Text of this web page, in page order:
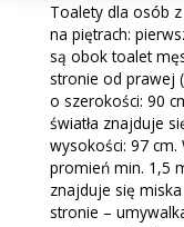
Toalety dla osób
na piętrach:
są obok toalet
stronie od prawej
o szerokości: 90
światła znajduje
wysokości: 97
promień min. 1,5
znajduje się
stronie –